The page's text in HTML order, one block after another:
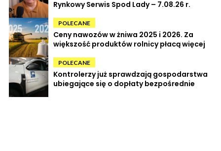
Rynkowy Serwis Spod Lady – 7.08.26 r.
POLECANE
Ceny nawozów w żniwa 2025 i 2026. Za
większość produktów rolnicy płacą więcej
POLECANE
Kontrolerzy już sprawdzają gospodarstwa
ubiegające się o dopłaty bezpośrednie